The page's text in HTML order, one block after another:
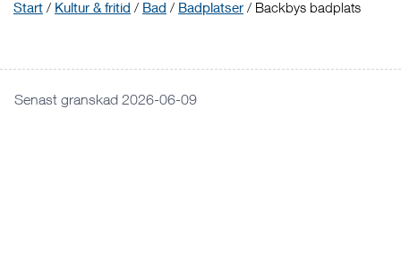
Start / Kultur & fritid / Bad / Badplatser / Backbys badplats
Senast granskad 2026-06-09